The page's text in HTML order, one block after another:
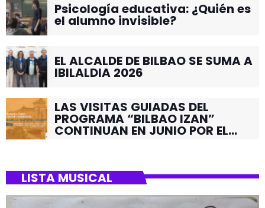
Psicología educativa: ¿Quién es
el alumno invisible?
EL ALCALDE DE BILBAO SE SUMA A
IBILALDIA 2026
LAS VISITAS GUIADAS DEL
PROGRAMA “BILBAO IZAN”
CONTINUAN EN JUNIO POR EL
LISTA MUSICAL